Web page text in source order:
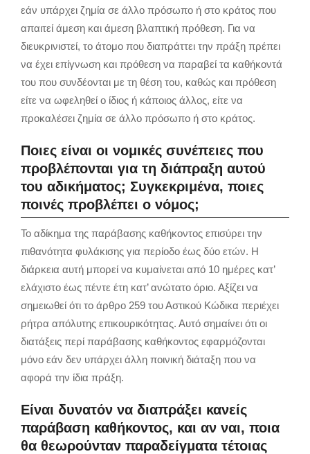
εάν υπάρχει ζημία σε άλλο πρόσωπο ή στο κράτος που
απαιτεί άμεση και άμεση βλαπτική πρόθεση. Για να
διευκρινιστεί, το άτομο που διαπράττει την πράξη πρέπει
να έχει επίγνωση και πρόθεση να παραβεί τα καθήκοντά
του που συνδέονται με τη θέση του, καθώς και πρόθεση
είτε να ωφεληθεί ο ίδιος ή κάποιος άλλος, είτε να
προκαλέσει ζημία σε άλλο πρόσωπο ή στο κράτος.
Ποιες είναι οι νομικές συνέπειες που
προβλέπονται για τη διάπραξη αυτού
του αδικήματος; Συγκεκριμένα, ποιες
ποινές προβλέπει ο νόμος;
Το αδίκημα της παράβασης καθήκοντος επισύρει την
πιθανότητα φυλάκισης για περίοδο έως δύο ετών. Η
διάρκεια αυτή μπορεί να κυμαίνεται από 10 ημέρες κατ’
ελάχιστο έως πέντε έτη κατ’ ανώτατο όριο. Αξίζει να
σημειωθεί ότι το άρθρο 259 του Αστικού Κώδικα περιέχει
ρήτρα απόλυτης επικουρικότητας. Αυτό σημαίνει ότι οι
διατάξεις περί παράβασης καθήκοντος εφαρμόζονται
μόνο εάν δεν υπάρχει άλλη ποινική διάταξη που να
αφορά την ίδια πράξη.
Είναι δυνατόν να διαπράξει κανείς
παράβαση καθήκοντος, και αν ναι, ποια
θα θεωρούνταν παραδείγματα τέτοιας